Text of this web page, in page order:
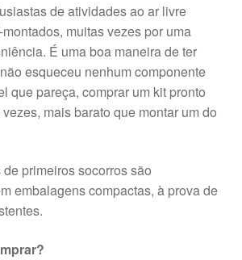
de atividades ao ar livre
muitas vezes por uma
É uma boa maneira de ter
esqueceu nenhum componente
que pareça, comprar um kit pronto
mais barato que montar um do
primeiros socorros são
embalagens compactas, à prova de